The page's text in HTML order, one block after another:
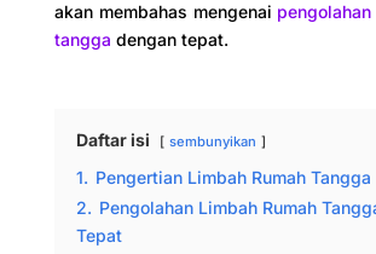
akan membahas mengenai
tangga dengan tepat.
Daftar isi sembunyikan
1. Pengertian Limbah Rumah Tangga
2. Pengolahan Limbah Rumah
Tepat